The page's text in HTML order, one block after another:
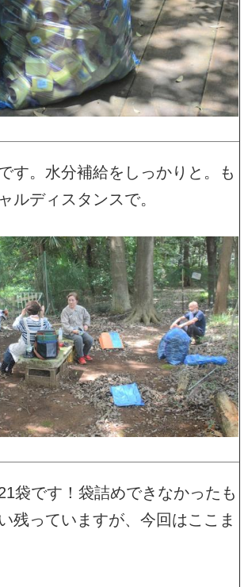
す。水分補給をしっかりと。も
ルディスタンスで。
袋です！袋詰めできなかったも
残っていますが、今回はここま